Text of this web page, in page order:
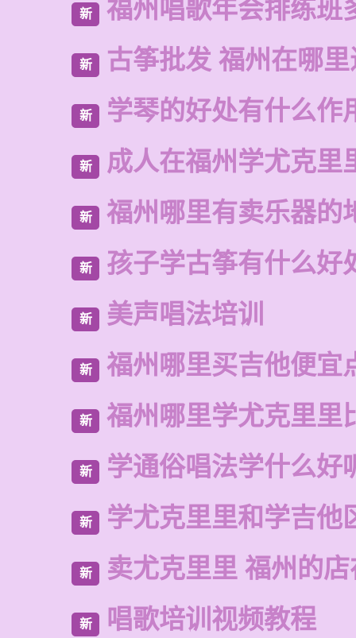
新 福州唱歌年会排练班
新 古筝批发 福州在哪
新 学琴的好处有什么作
新 成人在福州学尤克里
新 福州哪里有卖乐器的
新 孩子学古筝有什么好
新 美声唱法培训
新 福州哪里买吉他便宜
新 福州哪里学尤克里里
新 学通俗唱法学什么好
新 学尤克里里和学吉他
新 卖尤克里里 福州的
新 唱歌培训视频教程